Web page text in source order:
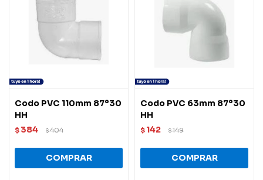
Codo PVC 110mm 87º30
HH
$ 384 $404
Codo PVC 63mm 87º30
HH
$ 142 $149